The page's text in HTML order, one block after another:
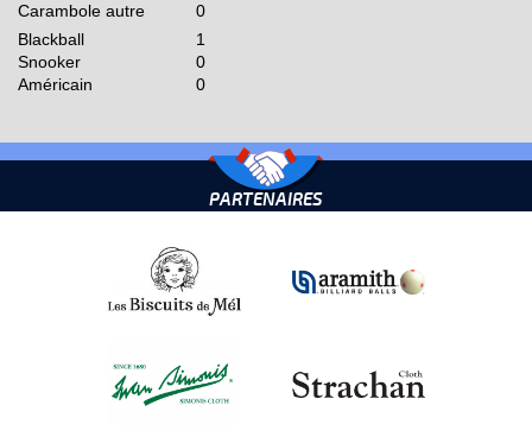
Carambole autre
0
Blackball
1
Snooker
0
Américain
0
PARTENAIRES